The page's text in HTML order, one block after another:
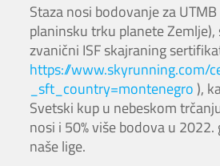
Staza nosi bodovanje za
planinsku trku planete
zvanični ISF skajraning
https://www.skyrunning.com/
_sft_country=montenegro ),
Svetski kup u nebeskom
nosi i 50% više bodova u
naše lige.